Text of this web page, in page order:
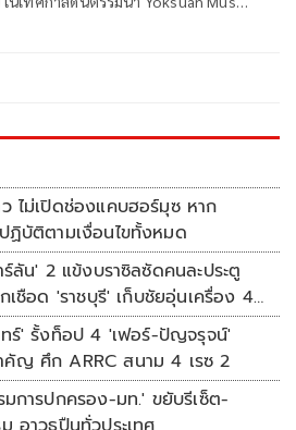
ไม่เปิดช่องแคบฮอร์มุซ หาก
ฏิบัติตามเงื่อนไขทั้งหมด
ลัน' 2 แข้งบราซิลซัดคนละประตู
เชือด 'ราชบุรี' เก็บชัยอุ่นเครื่อง 4
ร์' รั้งท็อป 4 'เฟอร์-ปัญจรุจน์'
คัญ ศึก ARRC สนาม 4 เรซ 2
การปกครอง-มท.' ขยับรีเซ็ต-